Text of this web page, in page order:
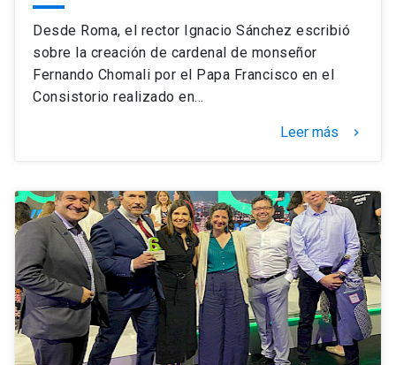
Desde Roma, el rector Ignacio Sánchez escribió
sobre la creación de cardenal de monseñor
Fernando Chomali por el Papa Francisco en el
Consistorio realizado en…
Leer más keyboard_arrow_right